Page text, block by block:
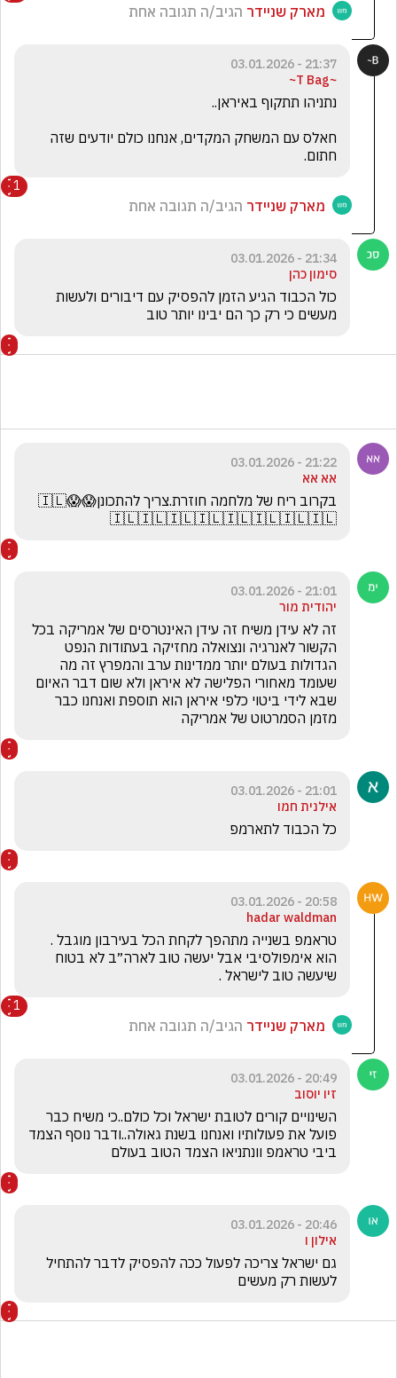
מארק שניידר הגיב/ה תגובה אחת
21:37 - 03.01.2026
~T Bag~
חתום.
1
מארק שניידר הגיב/ה תגובה אחת
21:34 - 03.01.2026
סימון כהן
מעשים כי רק כך הם יבינו יותר טוב
21:22 - 03.01.2026
אא אא
בקרוב ריח של מלחמה חוזרת.צריך להתכונן😱😱🇮🇱
🇮🇱🇮🇱🇮🇱🇮🇱🇮🇱🇮🇱🇮🇱🇮🇱
21:01 - 03.01.2026
יהודית מור
מזמן הסמרטוט של אמריקה
21:01 - 03.01.2026
אילנית חמו
כל הכבוד לתארמפ
20:58 - 03.01.2026
hadar waldman
שיעשה טוב לישראל .
1
מארק שניידר הגיב/ה תגובה אחת
20:49 - 03.01.2026
זיו יוסוב
ביבי טראמפ וונתניאו הצמד הטוב בעולם
20:46 - 03.01.2026
אילון ו
לעשות רק מעשים